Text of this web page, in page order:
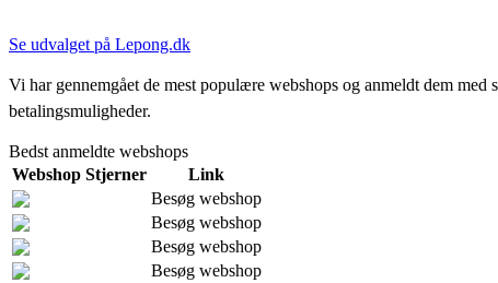
Se udvalget på Lepong.dk
Vi har gennemgået de mest populære webshops og anmeldt dem
betalingsmuligheder.
Bedst anmeldte webshops
Webshop Stjerner
Link
Besøg webshop
Besøg webshop
Besøg webshop
Besøg webshop